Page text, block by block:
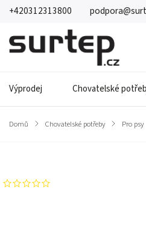
+420312313800
Výprodej Chovatelské
Domů / Chovatelské potřeby / Pro psy